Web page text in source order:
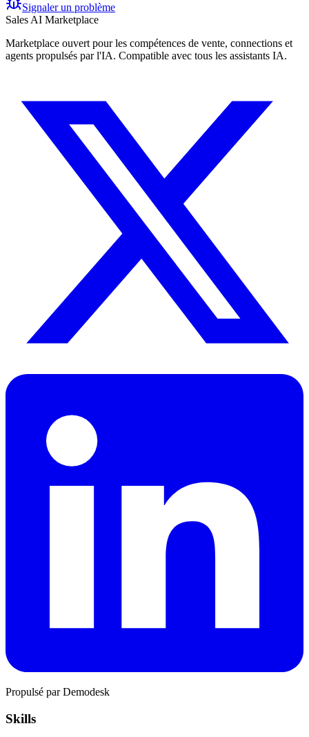
Signaler un problème
Sales AI Marketplace
Marketplace ouvert pour les compétences de vente, connections et
agents propulsés par l'IA. Compatible avec tous les assistants IA.
Propulsé par Demodesk
Skills